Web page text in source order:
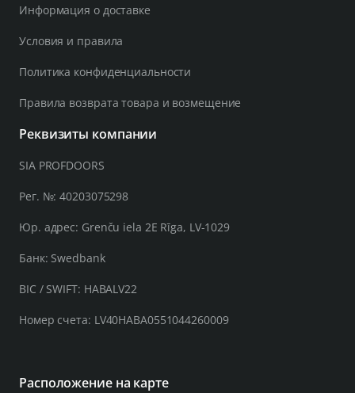
Информация о доставке
Условия и правила
Политика конфиденциальности
Правила возврата товара и возмещение
Реквизиты компании
SIA PROFDOORS
Рег. №: 40203075298
Юр. адрес: Grenču iela 2E Rīga, LV-1029
Банк: Swedbank
BIC / SWIFT: HABALV22
Номер счета: LV40HABA0551044260009
Расположение на карте